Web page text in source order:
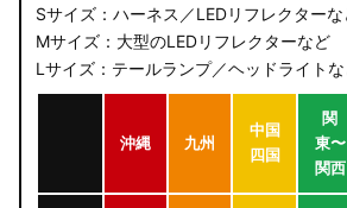
Sサイズ：ハーネス／LEDリフレクター
Mサイズ：大型のLEDリフレクターなど
Lサイズ：テールランプ／ヘッドライト
沖縄 九州
中国
四国
関
東〜
関西